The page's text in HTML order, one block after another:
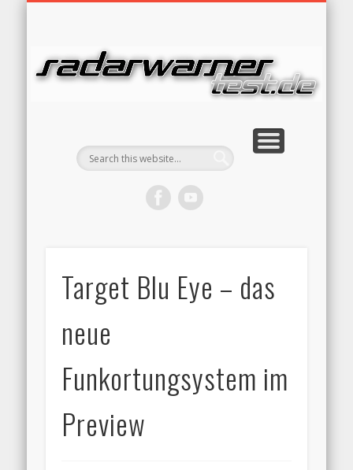
Target Blu Eye – das
neue
Funkortungsystem im
Preview